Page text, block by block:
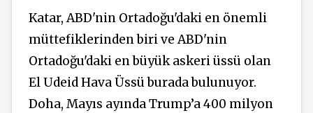
Katar, ABD'nin Ortadoğu'daki en önemli
müttefiklerinden biri ve ABD'nin
Ortadoğu'daki en büyük askeri üssü olan
El Udeid Hava Üssü burada bulunuyor.
Doha, Mayıs ayında Trump’a 400 milyon